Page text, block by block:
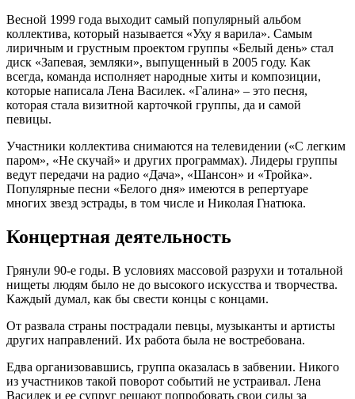
Весной 1999 года выходит самый популярный альбом
коллектива, который называется «Уху я варила». Самым
лиричным и грустным проектом группы «Белый день» стал
диск «Запевая, земляки», выпущенный в 2005 году. Как
всегда, команда исполняет народные хиты и композиции,
которые написала Лена Василек. «Галина» – это песня,
которая стала визитной карточкой группы, да и самой
певицы.
Участники коллектива снимаются на телевидении («С легким
паром», «Не скучай» и других программах). Лидеры группы
ведут передачи на радио «Дача», «Шансон» и «Тройка».
Популярные песни «Белого дня» имеются в репертуаре
многих звезд эстрады, в том числе и Николая Гнатюка.
Концертная деятельность
Грянули 90-е годы. В условиях массовой разрухи и тотальной
нищеты людям было не до высокого искусства и творчества.
Каждый думал, как бы свести концы с концами.
От развала страны пострадали певцы, музыканты и артисты
других направлений. Их работа была не востребована.
Едва организовавшись, группа оказалась в забвении. Никого
из участников такой поворот событий не устраивал. Лена
Василек и ее супруг решают попробовать свои силы за